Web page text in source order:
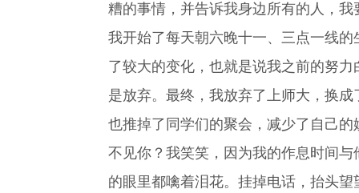
糟的事情，并告诉我身边所有的人，
我开始了每天朝六晚十一、三点一线
了较大的变化，也就是说我之前的努
是放弃。最终，我放弃了上师大，换
也推掉了同学们的聚会，减少了自己
不见你？我笑笑，因为我的作息时间
的眼里都噙着泪花。挂掉电话，抬头